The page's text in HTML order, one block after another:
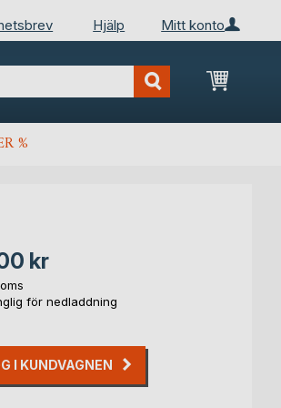
Mitt konto
Hjälp
Min
%
kr
för nedladdning
I KUNDVAGNEN